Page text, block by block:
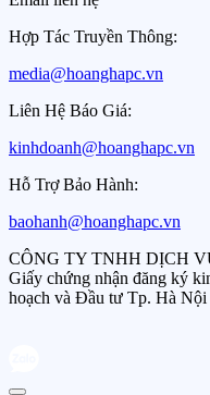
Hợp Tác Truyền Thông:
media@hoanghapc.vn
Liên Hệ Báo Giá:
kinhdoanh@hoanghapc.vn
Hỗ Trợ Bảo Hành:
baohanh@hoanghapc.vn
CÔNG TY TNHH DỊCH
Giấy chứng nhận đăng ký
hoạch và Đầu tư Tp. Hà Nội